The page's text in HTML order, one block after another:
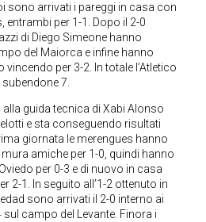
sono arrivati i pareggi in casa con
entrambi per 1-1. Dopo il 2-0
di Diego Simeone hanno
del Maiorca e infine hanno
per 3-2. In totale l’Atletico
7.
alla guida tecnica di Xabi Alonso
e sta conseguendo risultati
giornata le merengues hanno
amiche per 1-0, quindi hanno
per 0-3 e di nuovo in casa
2-1. In seguito all’1-2 ottenuto in
sono arrivati il 2-0 interno ai
sul campo del Levante. Finora i